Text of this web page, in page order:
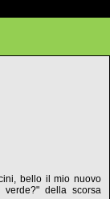
bello il mio nuovo
della scorsa